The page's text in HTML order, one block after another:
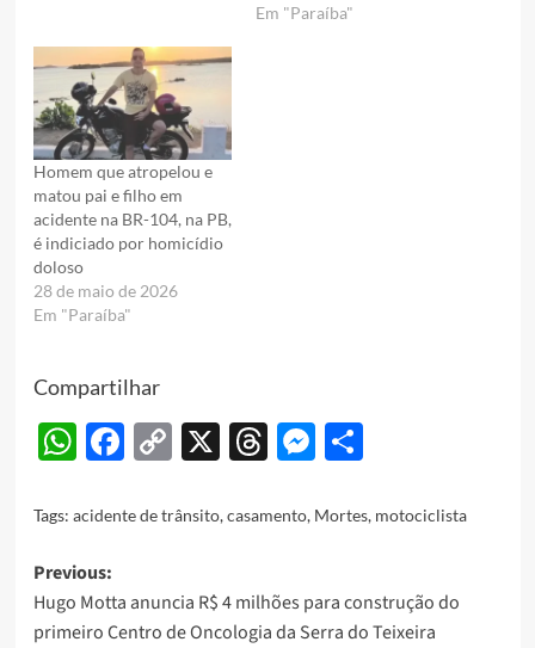
Em "Paraíba"
Homem que atropelou e
matou pai e filho em
acidente na BR-104, na PB,
é indiciado por homicídio
doloso
28 de maio de 2026
Em "Paraíba"
Compartilhar
WhatsApp
Facebook
Copy
X Threads
Messenger
Share
Tags: acidente de trânsito,casamento, Mortes, motociclista
Post
navigation
Previous:
Hugo Motta anuncia R$ 4 milhões para construção do
primeiro Centro de Oncologia da Serra do Teixeira